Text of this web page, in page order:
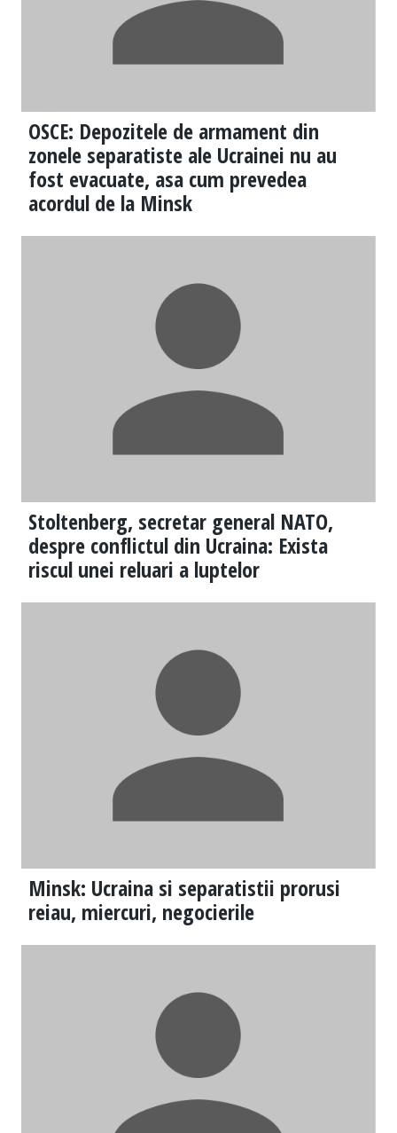
OSCE: Depozitele de armament din
zonele separatiste ale Ucrainei nu au
fost evacuate, asa cum prevedea
acordul de la Minsk
Stoltenberg, secretar general NATO,
despre conflictul din Ucraina: Exista
riscul unei reluari a luptelor
Minsk: Ucraina si separatistii prorusi
reiau, miercuri, negocierile